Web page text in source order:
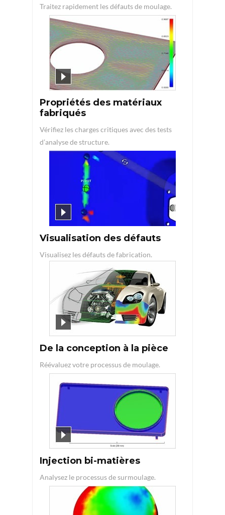
Traitez rapidement les défauts de moulage.
Propriétés des matériaux
fabriqués
Vérifiez les charges critiques avec des tests
d’analyse de structure.
Visualisation des défauts
Visualisez les défauts de fabrication.
De la conception à la pièce
Réévaluez votre processus de moulage.
Injection bi-matières
Analysez le processus de surmoulage.